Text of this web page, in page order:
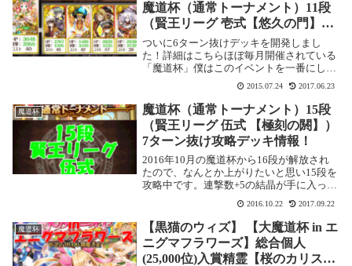
魔道杯（通常トーナメント）11段
（賢王リーグ 壱式【悠久の門】）
攻略デッキを紹介します
ついに6ターン抜けデッキを開発しまし
た！詳細はこちらほぼ毎月開催されている
「魔道杯」僕はこのイベントを一番にして
います。上位報酬の精霊をゲットできる
と、以降のクエストやエベントに有利にな
ることが多いんですよね。ただ、毎回上位
に入るボーダーラ...
2015.07.24 2017.06.23
魔道杯
魔道杯（通常トーナメント）15段
（賢王リーグ 伍式 【極刻の閼】）
7ターン抜け攻略デッキ情報！
2016年10月の魔道杯から16段が解放され
たので、なんとか上がりたいと思い15段を
攻略中です。連撃数+5の結晶が手に入った
ので、精霊を入れ替えました。魔道杯（通
常トーナメント）15段（賢王リーグ 伍式
【極刻の閼】）基本情報推奨デッキ火デ...
2016.10.22 2017.09.22
魔道杯
【黒猫のウィズ】 【大魔道杯 in エ
ニグマフラワーズ】総合個人
(25,000位)入賞精霊【桜のカリスマ